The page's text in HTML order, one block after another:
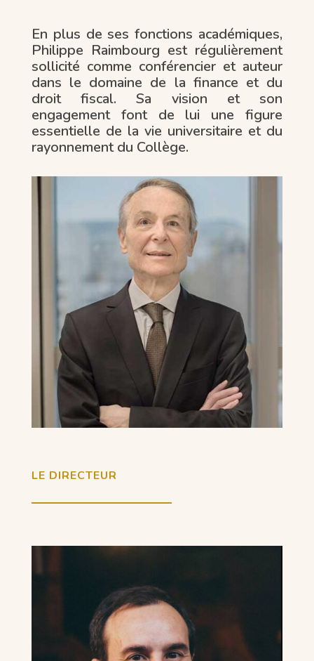
En plus de ses fonctions académiques,
Philippe Raimbourg est régulièrement
sollicité comme conférencier et auteur
dans le domaine de la finance et du
droit fiscal. Sa vision et son
engagement font de lui une figure
essentielle de la vie universitaire et du
rayonnement du Collège.
LE DIRECTEUR